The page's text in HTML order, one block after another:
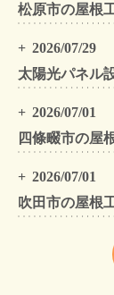
2026/07/29
2026/07/01
2026/07/01